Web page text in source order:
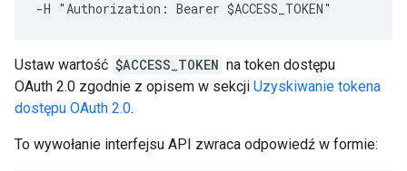
Ustaw wartość $ACCESS_TOKEN na token dostępu
OAuth 2.0 zgodnie z opisem w sekcji Uzyskiwanie tokena
dostępu OAuth 2.0.
To wywołanie interfejsu API zwraca odpowiedź w formie: